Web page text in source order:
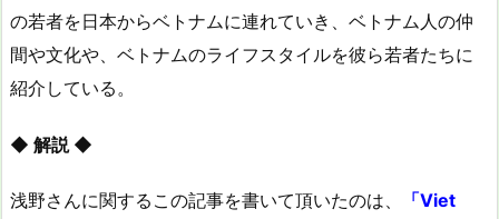
の若者を日本からベトナムに連れていき、ベトナム人の仲
間や文化や、ベトナムのライフスタイルを彼ら若者たちに
紹介している。
◆ 解説 ◆
浅野さんに関するこの記事を書いて頂いたのは、
「Viet